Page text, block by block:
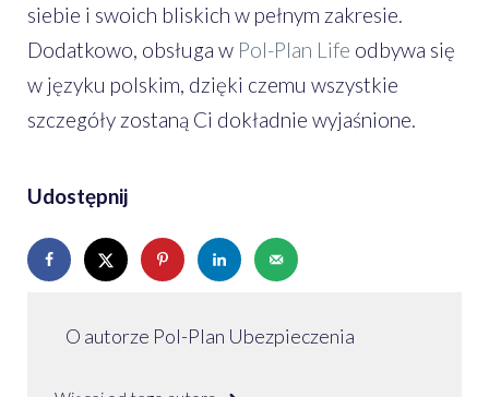
siebie i swoich bliskich w pełnym zakresie.
Dodatkowo, obsługa w Pol-Plan Life odbywa się
w języku polskim, dzięki czemu wszystkie
szczegóły zostaną Ci dokładnie wyjaśnione.
Udostępnij
O autorze Pol-Plan Ubezpieczenia